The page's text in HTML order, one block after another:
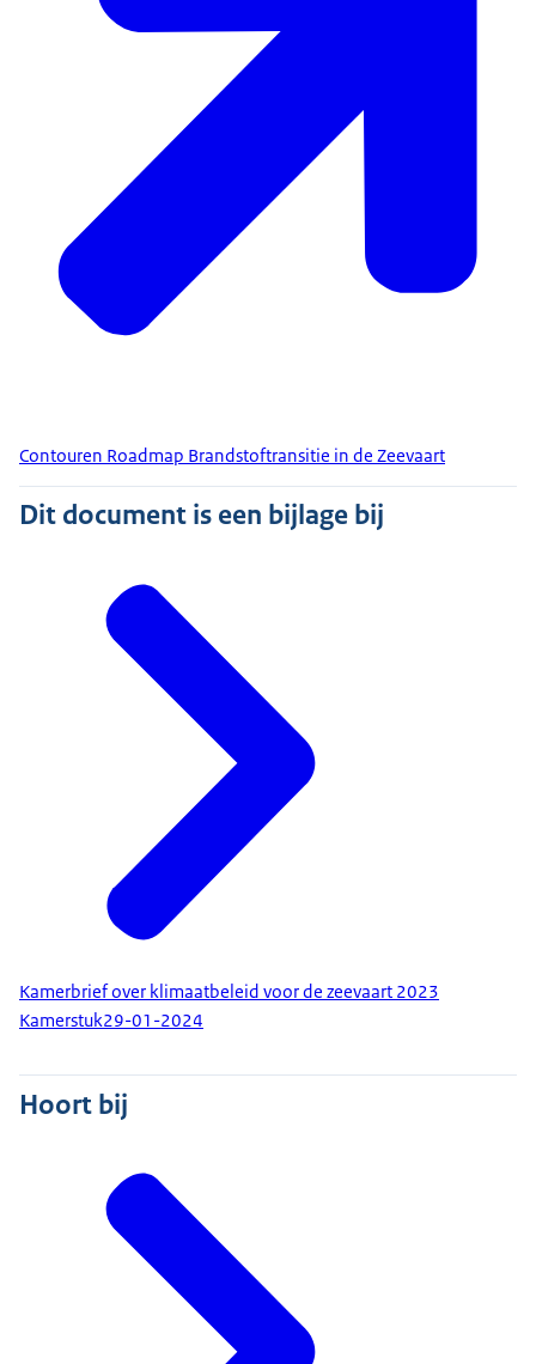
Contouren Roadmap Brandstoftransitie in de Zeevaart
Dit document is een bijlage bij
Kamerbrief over klimaatbeleid voor de zeevaart 2023
Kamerstuk29-01-2024
Hoort bij